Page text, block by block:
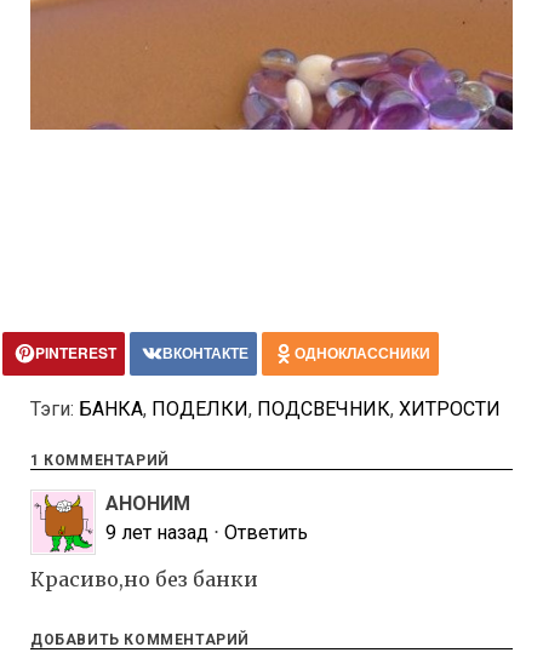
PINTEREST ВКОНТАКТЕ ОДНОКЛАССНИКИ
Тэги: БАНКА, ПОДЕЛКИ, ПОДСВЕЧНИК, ХИТРОСТИ
1 КОММЕНТАРИЙ
АНОНИМ
9 лет назад ⋅ Ответить
Красиво,но без банки
ДОБАВИТЬ КОММЕНТАРИЙ